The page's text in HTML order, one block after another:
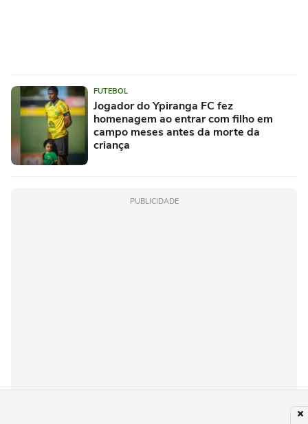
FUTEBOL
Jogador do Ypiranga FC fez
homenagem ao entrar com filho em
campo meses antes da morte da
criança
PUBLICIDADE